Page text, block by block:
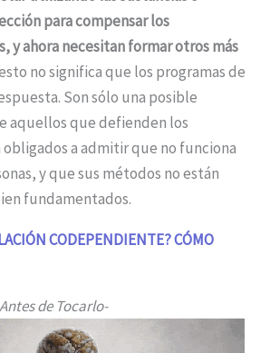
para compensar los
y ahora necesitan formar otros más
no significa que los programas de
Son sólo una posible
aquellos que defienden los
obligados a admitir que no funciona
y que sus métodos no están
fundamentados.
CODEPENDIENTE? CÓMO
de Tocarlo-